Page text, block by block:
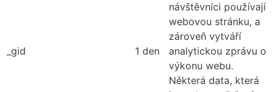
_gid 1 den
návštěvníci používají
webovou stránku, a
zároveň vytváří
analytickou zprávu o
výkonu webu.
Některá data, která